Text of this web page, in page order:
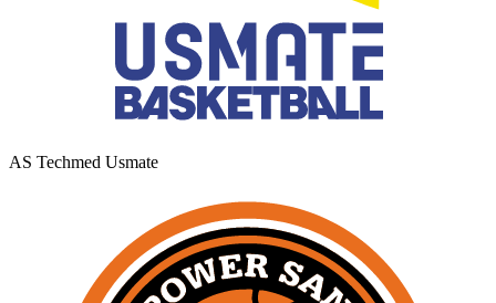
AS Techmed Usmate